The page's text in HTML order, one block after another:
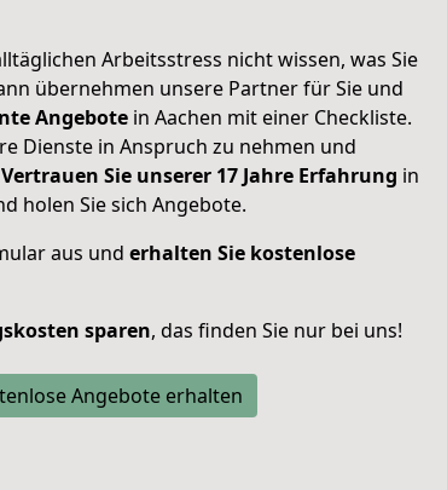
Arbeitsstress nicht wissen, was Sie
übernehmen unsere Partner für Sie und
Angebote in Aachen mit einer Checkliste.
Dienste in Anspruch zu nehmen und
Vertrauen Sie unserer 17 Jahre Erfahrung in
holen Sie sich Angebote.
aus und erhalten Sie kostenlose
sparen, das finden Sie nur bei uns!
Angebote erhalten